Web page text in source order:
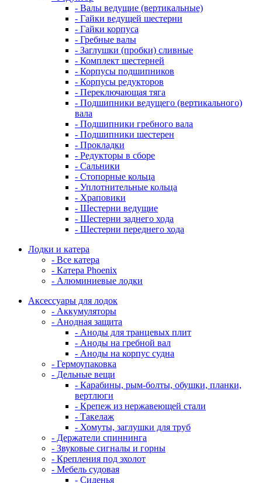
- Валы ведущие (вертикальные)
- Гайки ведущей шестерни
- Гайки корпуса
- Гребные валы
- Заглушки (пробки) сливные
- Комплект шестерней
- Корпусы подшипников
- Корпусы редукторов
- Переключающая тяга
- Подшипники ведущего (вертикального)
вала
- Подшипники гребного вала
- Подшипники шестерен
- Прокладки
- Редукторы в сборе
- Сальники
- Стопорные кольца
- Уплотнительные кольца
- Храповики
- Шестерни ведущие
- Шестерни заднего хода
- Шестерни переднего хода
Лодки и катера
- Все катера
- Катера Phoenix
- Алюминиевые лодки
Аксессуары для лодок
- Аккумуляторы
- Анодная защита
- Аноды для транцевых плит
- Аноды на гребной вал
- Аноды на корпус судна
- Гермоупаковка
- Дельные вещи
- Карабины, рым-болты, обушки, планки,
вертлюги
- Крепеж из нержавеющей стали
- Такелаж
- Хомуты, заглушки для труб
- Держатели спиннинга
- Звуковые сигналы и горны
- Крепления под эхолот
- Мебель судовая
- Сиденья